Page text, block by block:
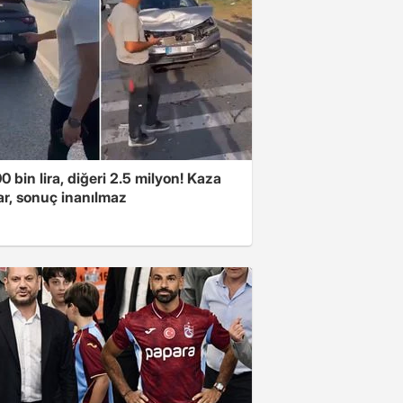
bin lira, diğeri 2.5 milyon! Kaza
sonuç inanılmaz